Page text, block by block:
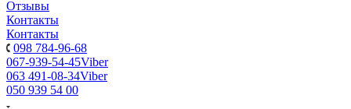
Отзывы
Контакты
Контакты
098 784-96-68
067-939-54-45Viber
063 491-08-34Viber
050 939 54 00